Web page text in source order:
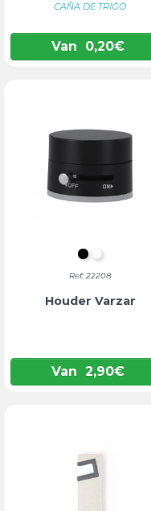
CAÑA DE TRIGO
Van 0,20€
ZWART
WIT
Ref: 22208
Houder Varzar
Van 2,90€